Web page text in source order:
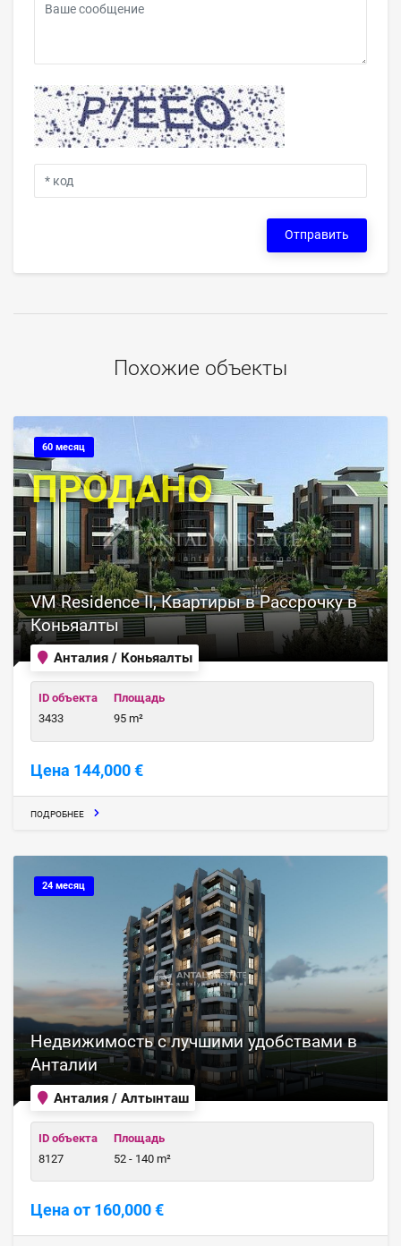
Отправить
Похожие объекты
60 месяц
Анталия / Коньяалты
VM Residence II, Квартиры в Рассрочку в
Коньяалты
ID объекта
3433
Площадь
95 m²
Цена 144,000 €
ПРОДАНО
ПОДРОБНЕЕ
24 месяц
Анталия / Алтынташ
Недвижимость с лучшими удобствами в
Анталии
ID объекта
8127
Площадь
52 - 140 m²
Цена от 160,000 €